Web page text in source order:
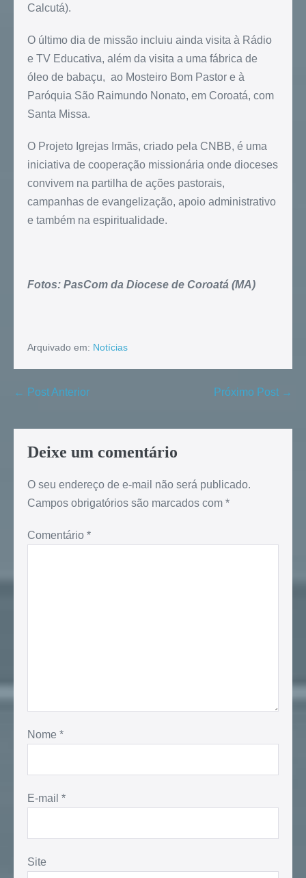
Calcutá).
O último dia de missão incluiu ainda visita à Rádio
e TV Educativa, além da visita a uma fábrica de
óleo de babaçu, ao Mosteiro Bom Pastor e à
Paróquia São Raimundo Nonato, em Coroatá, com
Santa Missa.
O Projeto Igrejas Irmãs, criado pela CNBB, é uma
iniciativa de cooperação missionária onde dioceses
convivem na partilha de ações pastorais,
campanhas de evangelização, apoio administrativo
e também na espiritualidade.
Fotos: PasCom da Diocese de Coroatá (MA)
Arquivado em: Notícias
← Post Anterior Próximo Post →
Deixe um comentário
O seu endereço de e-mail não será publicado.
Campos obrigatórios são marcados com *
Comentário *
Nome *
E-mail *
Site